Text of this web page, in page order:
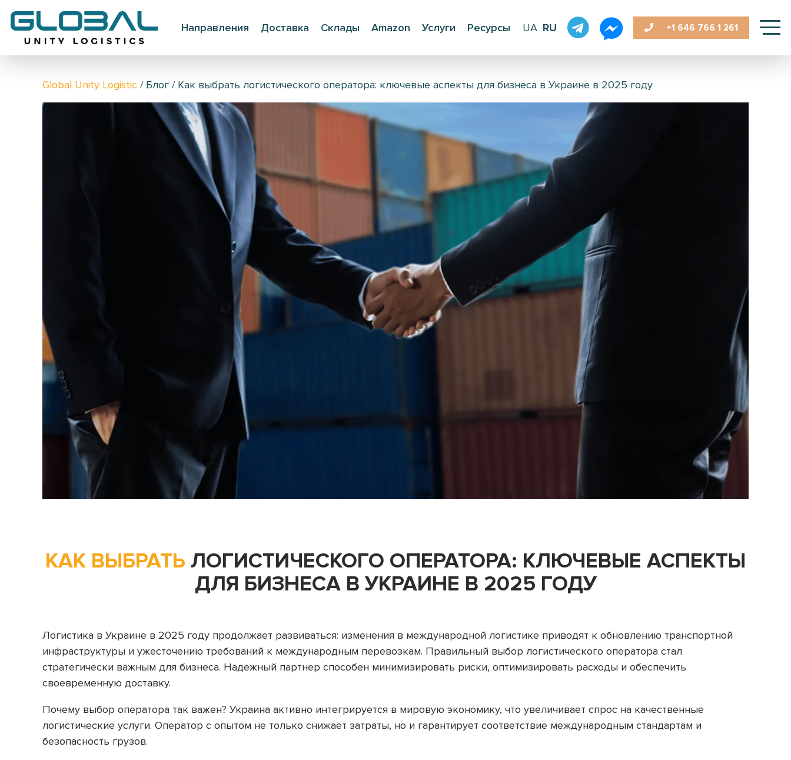
Направления Доставка Склады Amazon Услуги Ресурсы RU
UA +1 646 766 1 261
Global Unity Logistic / Блог / Как выбрать логистического оператора: ключевые аспекты для бизнеса в Украине в 2025 году
КАК ВЫБРАТЬ ЛОГИСТИЧЕСКОГО ОПЕРАТОРА: КЛЮЧЕВЫЕ АСПЕКТЫ
ДЛЯ БИЗНЕСА В УКРАИНЕ В 2025 ГОДУ
Логистика в Украине в 2025 году продолжает развиваться: изменения в международной логистике приводят к обновлению транспортной
инфраструктуры и ужесточению требований к международным перевозкам. Правильный выбор логистического оператора стал
стратегически важным для бизнеса. Надежный партнер способен минимизировать риски, оптимизировать расходы и обеспечить
своевременную доставку.
Почему выбор оператора так важен? Украина активно интегрируется в мировую экономику, что увеличивает спрос на качественные
логистические услуги. Оператор с опытом не только снижает затраты, но и гарантирует соответствие международным стандартам и
безопасность грузов.